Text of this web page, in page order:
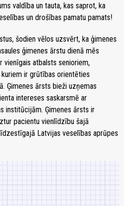
valdība un tauta, kas saprot, ka
un drošības pamatu pamats!
šodien vēlos uzsvērt, ka ģimenes
ģimenes ārstu dienā mēs
vienīgais atbalsts senioriem,
ir grūtības orientēties
Ģimenes ārsts bieži uzņemas
intereses saskarsmē ar
institūcijām. Ģimenes ārsts ir
pacientu vienlīdzību šajā
Latvijas veselības aprūpes